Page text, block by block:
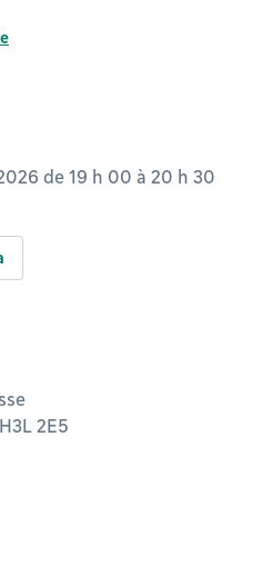
de 19 h 00 à 20 h 30
2E5